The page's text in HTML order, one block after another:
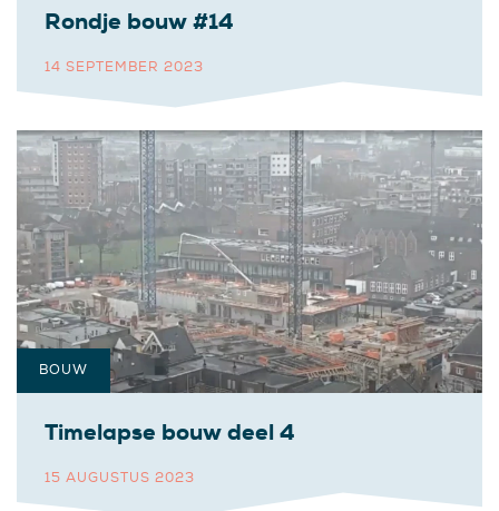
Rondje bouw #14
14 SEPTEMBER 2023
Timelapse bouw deel 4
15 AUGUSTUS 2023
BOUW